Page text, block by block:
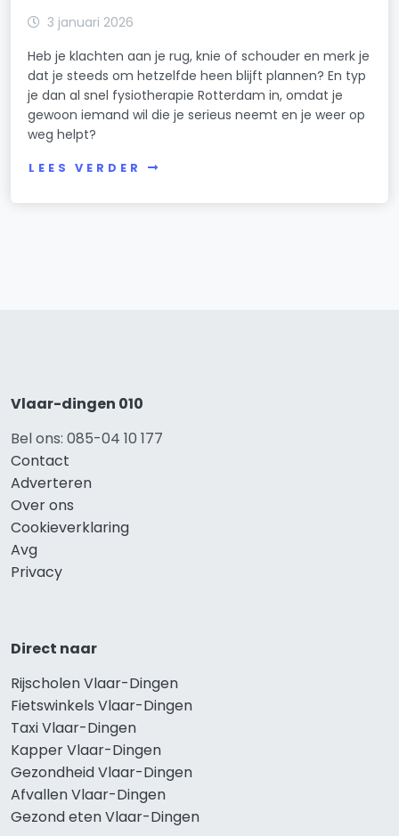
3 januari 2026
Heb je klachten aan je rug, knie of schouder en merk je
dat je steeds om hetzelfde heen blijft plannen? En typ
je dan al snel fysiotherapie Rotterdam in, omdat je
gewoon iemand wil die je serieus neemt en je weer op
weg helpt?
LEES VERDER
Vlaar-dingen 010
Bel ons: 085-04 10 177
Contact
Adverteren
Over ons
Cookieverklaring
Avg
Privacy
Direct naar
Rijscholen Vlaar-Dingen
Fietswinkels Vlaar-Dingen
Taxi Vlaar-Dingen
Kapper Vlaar-Dingen
Gezondheid Vlaar-Dingen
Afvallen Vlaar-Dingen
Gezond eten Vlaar-Dingen